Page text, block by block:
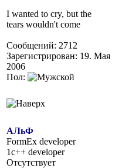
I wanted to cry, but the
tears wouldn't come
Сообщений: 2712
Зарегистрирован: 19. Мая
2006
Пол:
АЛьФ
FormEx developer
1c++ developer
Отсутствует